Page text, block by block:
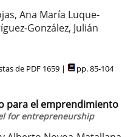
Ana María Luque-
González, Julián
de PDF 1659 | pp. 85-104
para el emprendimiento
for entrepreneurship